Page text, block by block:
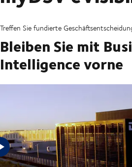
Treffen Sie fundierte
Bleiben Sie mit
Intelligence vorne